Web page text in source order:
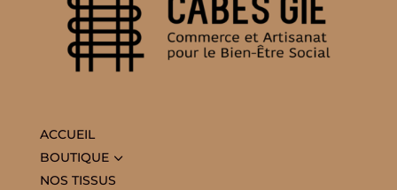
ACCUEIL
BOUTIQUE3
NOS TISSUS